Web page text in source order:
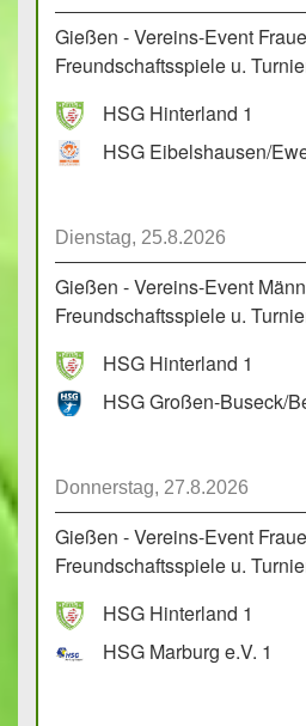
Gießen - Vereins-Event
Freundschaftsspiele u.
HSG Hinterland 1
Dienstag, 25.8.2026
Gießen - Vereins-Event
Freundschaftsspiele u.
HSG Hinterland 1
Donnerstag, 27.8.2026
Gießen - Vereins-Event
Freundschaftsspiele u.
HSG Hinterland 1
HSG Marburg e.V. 1